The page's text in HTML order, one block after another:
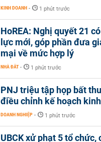
KINH DOANH - 1 phút trước
HoREA: Nghị quyết 21
lực mới, góp phần đưa
mại về mức hợp lý
NHÀ ĐẤT - 1 phút trước
PNJ triệu tập họp bất
điều chỉnh kế hoạch
DOANH NGHIỆP - 1 phút trước
UBCK xử phạt 5 tổ chức,